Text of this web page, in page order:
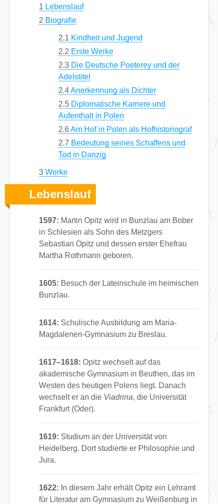
1 Lebenslauf
2 Biografie
2.1 Kindheit und Jugend
2.2 Erste Werke
2.3 Die Deutsche Poeterey und der
Adelstitel
2.4Anerkennung als Dichter
2.5 Diplomatische Karriere und
Aufenthalt in Polen
2.6Am Hof in Polen als Hofhistoriograf
2.7 Bedeutung seines Schaffens und
Tod in Danzig
3 Werke
Lebenslauf
1597: Martin Opitz wird in Bunzlau am Bober
in Schlesien als Sohn des Metzgers
Sebastian Opitz und dessen erster Ehefrau
Martha Rothmann geboren.
1605: Besuch der Lateinschule im heimischen
Bunzlau.
1614: Schulische Ausbildung am Maria-
Magdalenen-Gymnasium zu Breslau.
1617–1618: Opitz wechselt auf das
akademische Gymnasium in Beuthen, das im
Westen des heutigen Polens liegt. Danach
wechselt er an die Viadrina, die Universität
Frankfurt (Oder).
1619: Studium an der Universität von
Heidelberg. Dort studierte er Philosophie und
Jura.
1622: In diesem Jahr erhält Opitz ein Lehramt
für Literatur am Gymnasium zu Weißenburg in